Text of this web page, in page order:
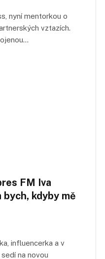
nyní mentorkou o
vztazích.
FM Iva
kdyby mě
influencerka a v
na novou